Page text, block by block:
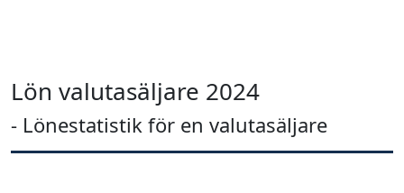
Lön valutasäljare 2024
- Lönestatistik för en valutasäljare